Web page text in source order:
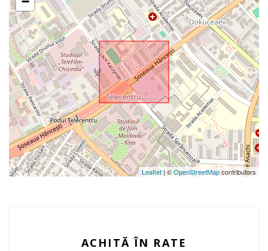
Leaflet | ©OpenStreetMapcontributors
ACHITĂ ÎN RATE